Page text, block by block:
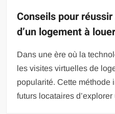
Conseils pour
d’un logement à louer
Dans une ère où la
les visites virtuelles de
popularité. Cette méthode
futurs locataires